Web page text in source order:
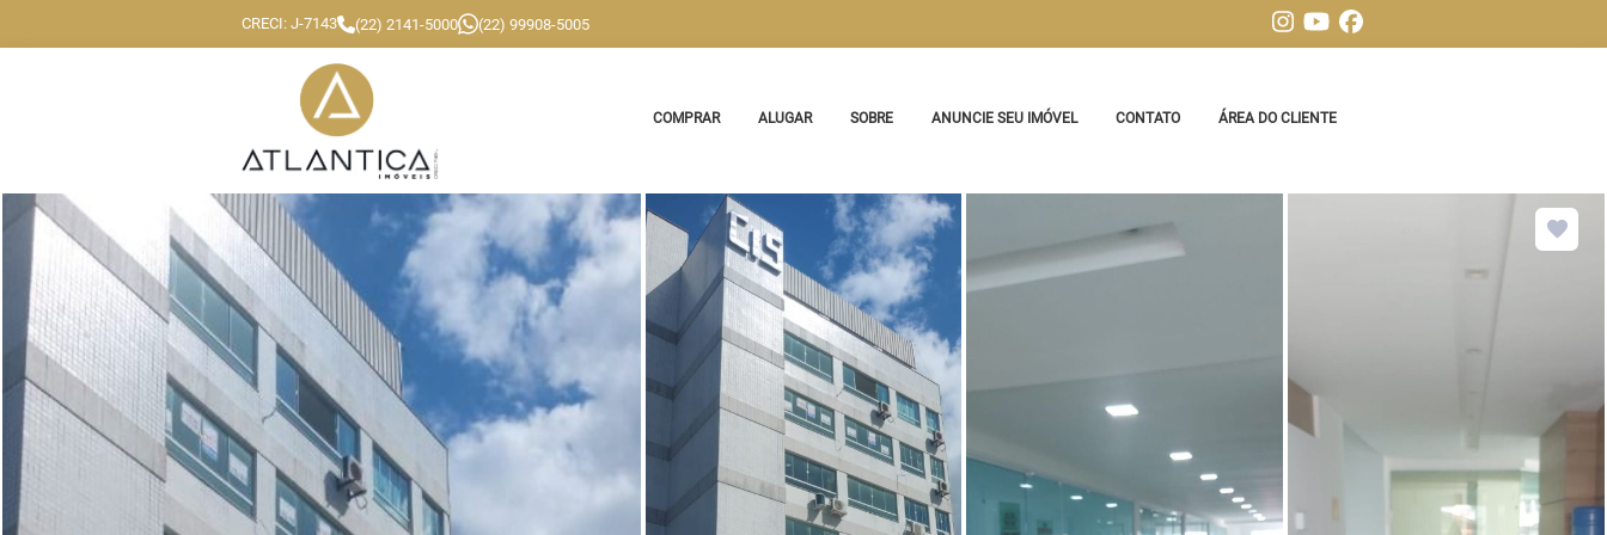
CRECI: J-7143 (22) 2141-5000 (22) 99908-5005
COMPRAR ALUGAR SOBRE ANUNCIE SEU IMÓVEL CONTATO ÁREA DO CLIENTE